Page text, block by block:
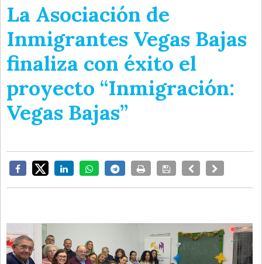
La Asociación de
Inmigrantes Vegas Bajas
finaliza con éxito el
proyecto “Inmigración:
Vegas Bajas”